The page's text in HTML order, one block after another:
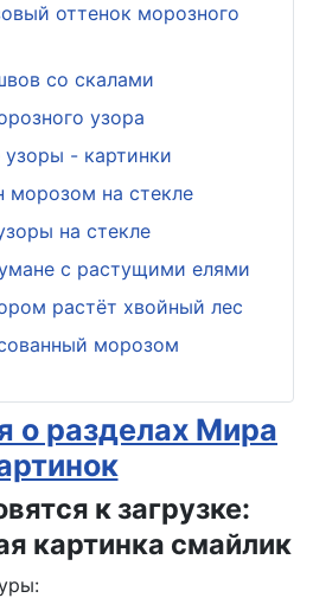
оттенок морозного
со скалами
узора
- картинки
морозом на стекле
на стекле
с растущими елями
растёт хвойный лес
морозом
о разделах Мира
к загрузке: